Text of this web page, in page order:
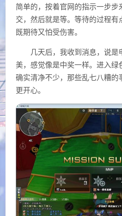
简单的，按着官网的指示一步步
交，然后就是等。等待的过程有
既期待又怕受伤害。
几天后，我收到消息，说
美，感觉像是中奖一样。进入
确实清净不少，那些乱七八糟
更开心。